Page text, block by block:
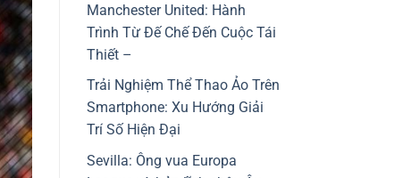
Manchester United: Hành
Trình Từ Đế Chế Đến Cuộc Tái
Thiết –
Trải Nghiệm Thể Thao Ảo Trên
Smartphone: Xu Hướng Giải
Trí Số Hiện Đại
Sevilla: Ông vua Europa